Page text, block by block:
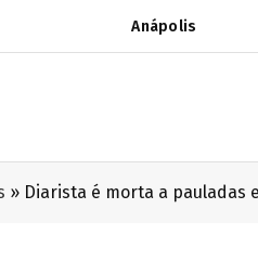
Anápolis
» Diarista é morta a pauladas